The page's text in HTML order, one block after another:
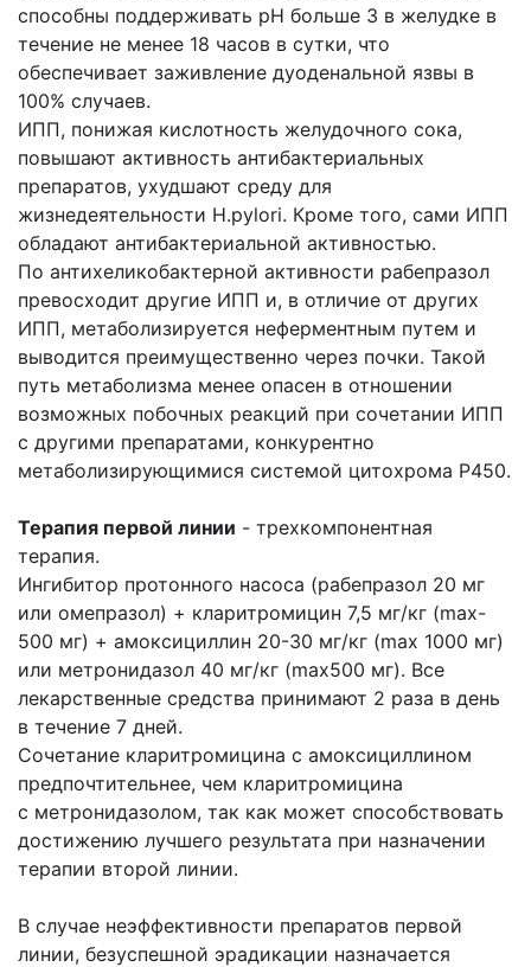
способны поддерживать рН больше 3 в желудке в
течение не менее 18 часов в сутки, что
обеспечивает заживление дуоденальной язвы в
100% случаев.
ИПП, понижая кислотность желудочного сока,
повышают активность антибактериальных
препаратов, ухудшают среду для
жизнедеятельности H.pylori. Кроме того, сами ИПП
обладают антибактериальной активностью.
По антихеликобактерной активности рабепразол
превосходит другие ИПП и, в отличие от других
ИПП, метаболизируется неферментным путем и
выводится преимущественно через почки. Такой
путь метаболизма менее опасен в отношении
возможных побочных реакций при сочетании ИПП
с другими препаратами, конкурентно
метаболизирующимися системой цитохрома Р450.
Терапия первой линии - трехкомпонентная
терапия.
Ингибитор протонного насоса (рабепразол 20 мг
или омепразол) + кларитромицин 7,5 мг/кг (max-
500 мг) + амоксициллин 20-30 мг/кг (max 1000 мг)
или метронидазол 40 мг/кг (max500 мг). Все
лекарственные средства принимают 2 раза в день
в течение 7 дней.
Сочетание кларитромицина с амоксициллином
предпочтительнее, чем кларитромицина
с метронидазолом, так как может способствовать
достижению лучшего результата при назначении
терапии второй линии.
В случае неэффективности препаратов первой
линии, безуспешной эрадикации назначается